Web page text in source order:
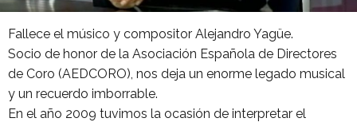
Fallece el músico y compositor Alejandro Yagüe.
Socio de honor de la Asociación Española de Directores
de Coro (AEDCORO), nos deja un enorme legado musical
y un recuerdo imborrable.
En el año 2009 tuvimos la ocasión de interpretar el